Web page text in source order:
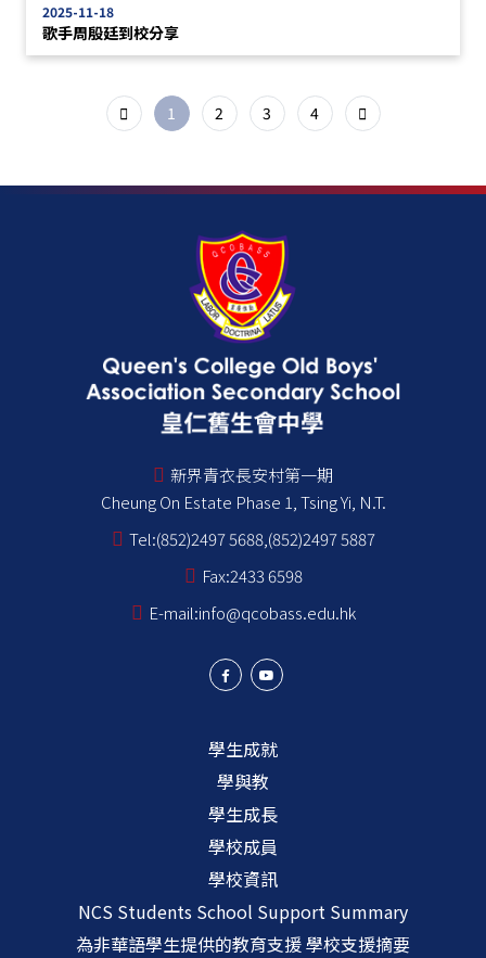
2025-11-18
歌手周殷廷到校分享
1 2 3 4
新界青衣長安村第一期
Cheung On Estate Phase 1, Tsing Yi, N.T.
Tel:(852)2497 5688,(852)2497 5887
Fax:2433 6598
E-mail:info@qcobass.edu.hk
學生成就
學與教
學生成長
學校成員
學校資訊
NCS Students School Support Summary
為非華語學生提供的教育支援 學校支援摘要